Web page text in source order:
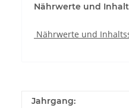
Nährwerte und
Nährwerte und
Jahrgang: